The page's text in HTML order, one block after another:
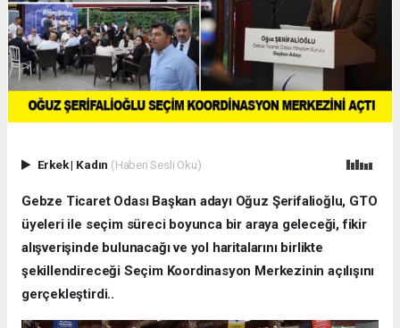
Erkek| Kadın (Haberi Sesli Oku)
Gebze Ticaret Odası Başkan adayı Oğuz Şerifalioğlu, GTO
üyeleri ile seçim süreci boyunca bir araya geleceği, fikir
alışverişinde bulunacağı ve yol haritalarını birlikte
şekillendireceği Seçim Koordinasyon Merkezinin açılışını
gerçekleştirdi..